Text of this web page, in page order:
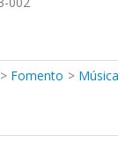
Fomento Música